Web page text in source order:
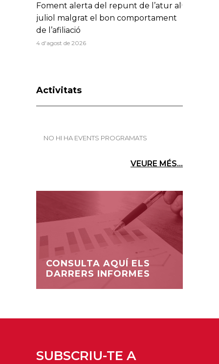
Foment alerta del repunt de l’atur al
juliol malgrat el bon comportament
de l’afiliació
4 d'agost de 2026
Activitats
NO HI HA EVENTS PROGRAMATS
VEURE MÉS...
CONSULTA AQUÍ ELS
DARRERS INFORMES
SUBSCRIU-TE A